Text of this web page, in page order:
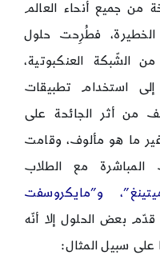
من جميع أنحاء العالم
الخطيرة، فطُرِحت حلول
الشّبكة العنكبوتية،
استخدام تطبيقات
من أثر الجائحة على
ما هو مألوف، وقامت
المباشرة مع الطلاب
و”مايكروسفت
بعض الحلول إلا أنّه
على سبيل المثال: